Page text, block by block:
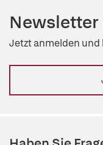
Newsletter
Jetzt anmelden und